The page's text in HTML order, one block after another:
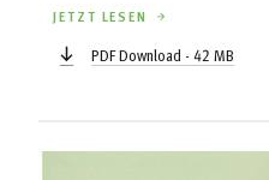
JETZT LESEN
PDF Download - 42 MB